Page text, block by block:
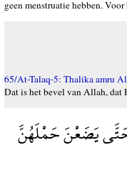
geen menstruatie hebben.
65/At-Talaq-5: Thalika amru
Dat is het bevel van Allah, dat
يَضَعْنَ حَمْلَهُنَّ